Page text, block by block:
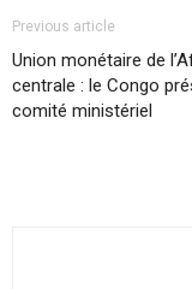
Previous article
Union monétaire de
centrale : le Congo
comité ministériel